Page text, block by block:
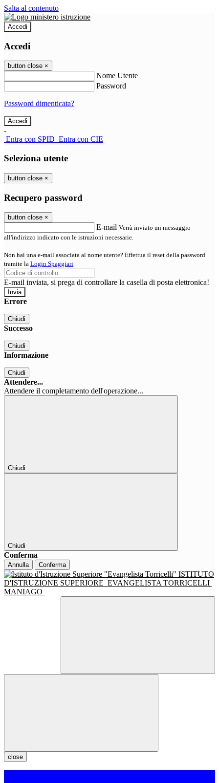
Salta al contenuto
Accedi
Accedi
button close ×
Nome Utente
Password
Password dimenticata?
-
Entra con SPID Entra con CIE
Seleziona utente
button close ×
Recupero password
button close ×
E-mail Verrà inviato un messaggio
all'indirizzo indicato con le istruzioni necessarie.
Non hai una e-mail associata al nome utente? Effettua il reset della password
tramite la Login Spaggiari
E-mail inviata, si prega di controllare la casella di posta elettronica!
Errore
Chiudi
Successo
Chiudi
Informazione
Chiudi
Attendere...
Attendere il completamento dell'operazione...
Chiudi
Chiudi
Conferma
Annulla Conferma
ISTITUTO
D'ISTRUZIONE SUPERIORE EVANGELISTA TORRICELLI
MANIAGO
close